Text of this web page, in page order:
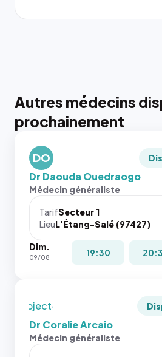
Autres médecins
prochainement
DO
Dr Daouda Ouedraogo
Médecin généraliste
TarifSecteur 1
LieuL'Étang-Salé (97427)
Dim.
09/08 19:30
{# 40×40
: la taille
rendue par
`.profile-
picture`,
et un
rapport 1:1
juste à
toutes les
puisque la
`object-
fit: cover`.
Sans ces
Dr Coralie Arcaio
Médecin généraliste
{# 40×40
picture`,
et un
rapport 1:1